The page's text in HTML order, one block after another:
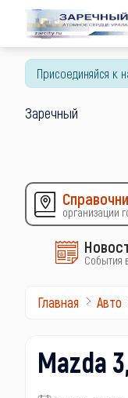
Присоединяйся к
Заречный
организации
События
Главная Авто
Mazda